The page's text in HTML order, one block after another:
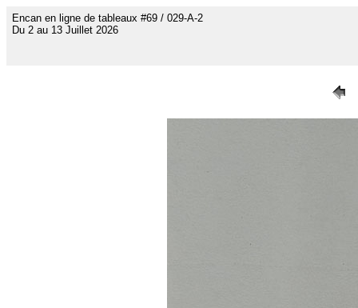
Encan en ligne de tableaux #69 / 029-A-2
Du 2 au 13 Juillet 2026